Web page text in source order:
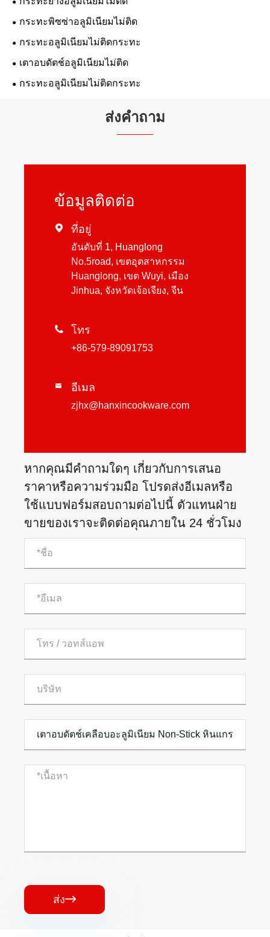
กระทะพิซซ่าอลูมิเนียมไม่ติด
กระทะอลูมิเนียมไม่ติดกระทะ
เตาอบดัตช์อลูมิเนียมไม่ติด
กระทะอลูมิเนียมไม่ติดกระทะ
ส่งคำถาม
ข้อมูลติดต่อ
 ที่อยู่
อันดับที่ 1, Huanglong
No.5road, เขตอุตสาหกรรม
Huanglong, เขต Wuyi, เมือง
Jinhua, จังหวัดเจ้อเจียง, จีน
 โทร
+86-579-89091753
 อีเมล
zjhx@hanxincookware.com
หากคุณมีคำถามใดๆ เกี่ยวกับการเสนอ
ราคาหรือความร่วมมือ โปรดส่งอีเมลหรือ
ใช้แบบฟอร์มสอบถามต่อไปนี้ ตัวแทนฝ่าย
ขายของเราจะติดต่อคุณภายใน 24 ชั่วโมง
ส่ง